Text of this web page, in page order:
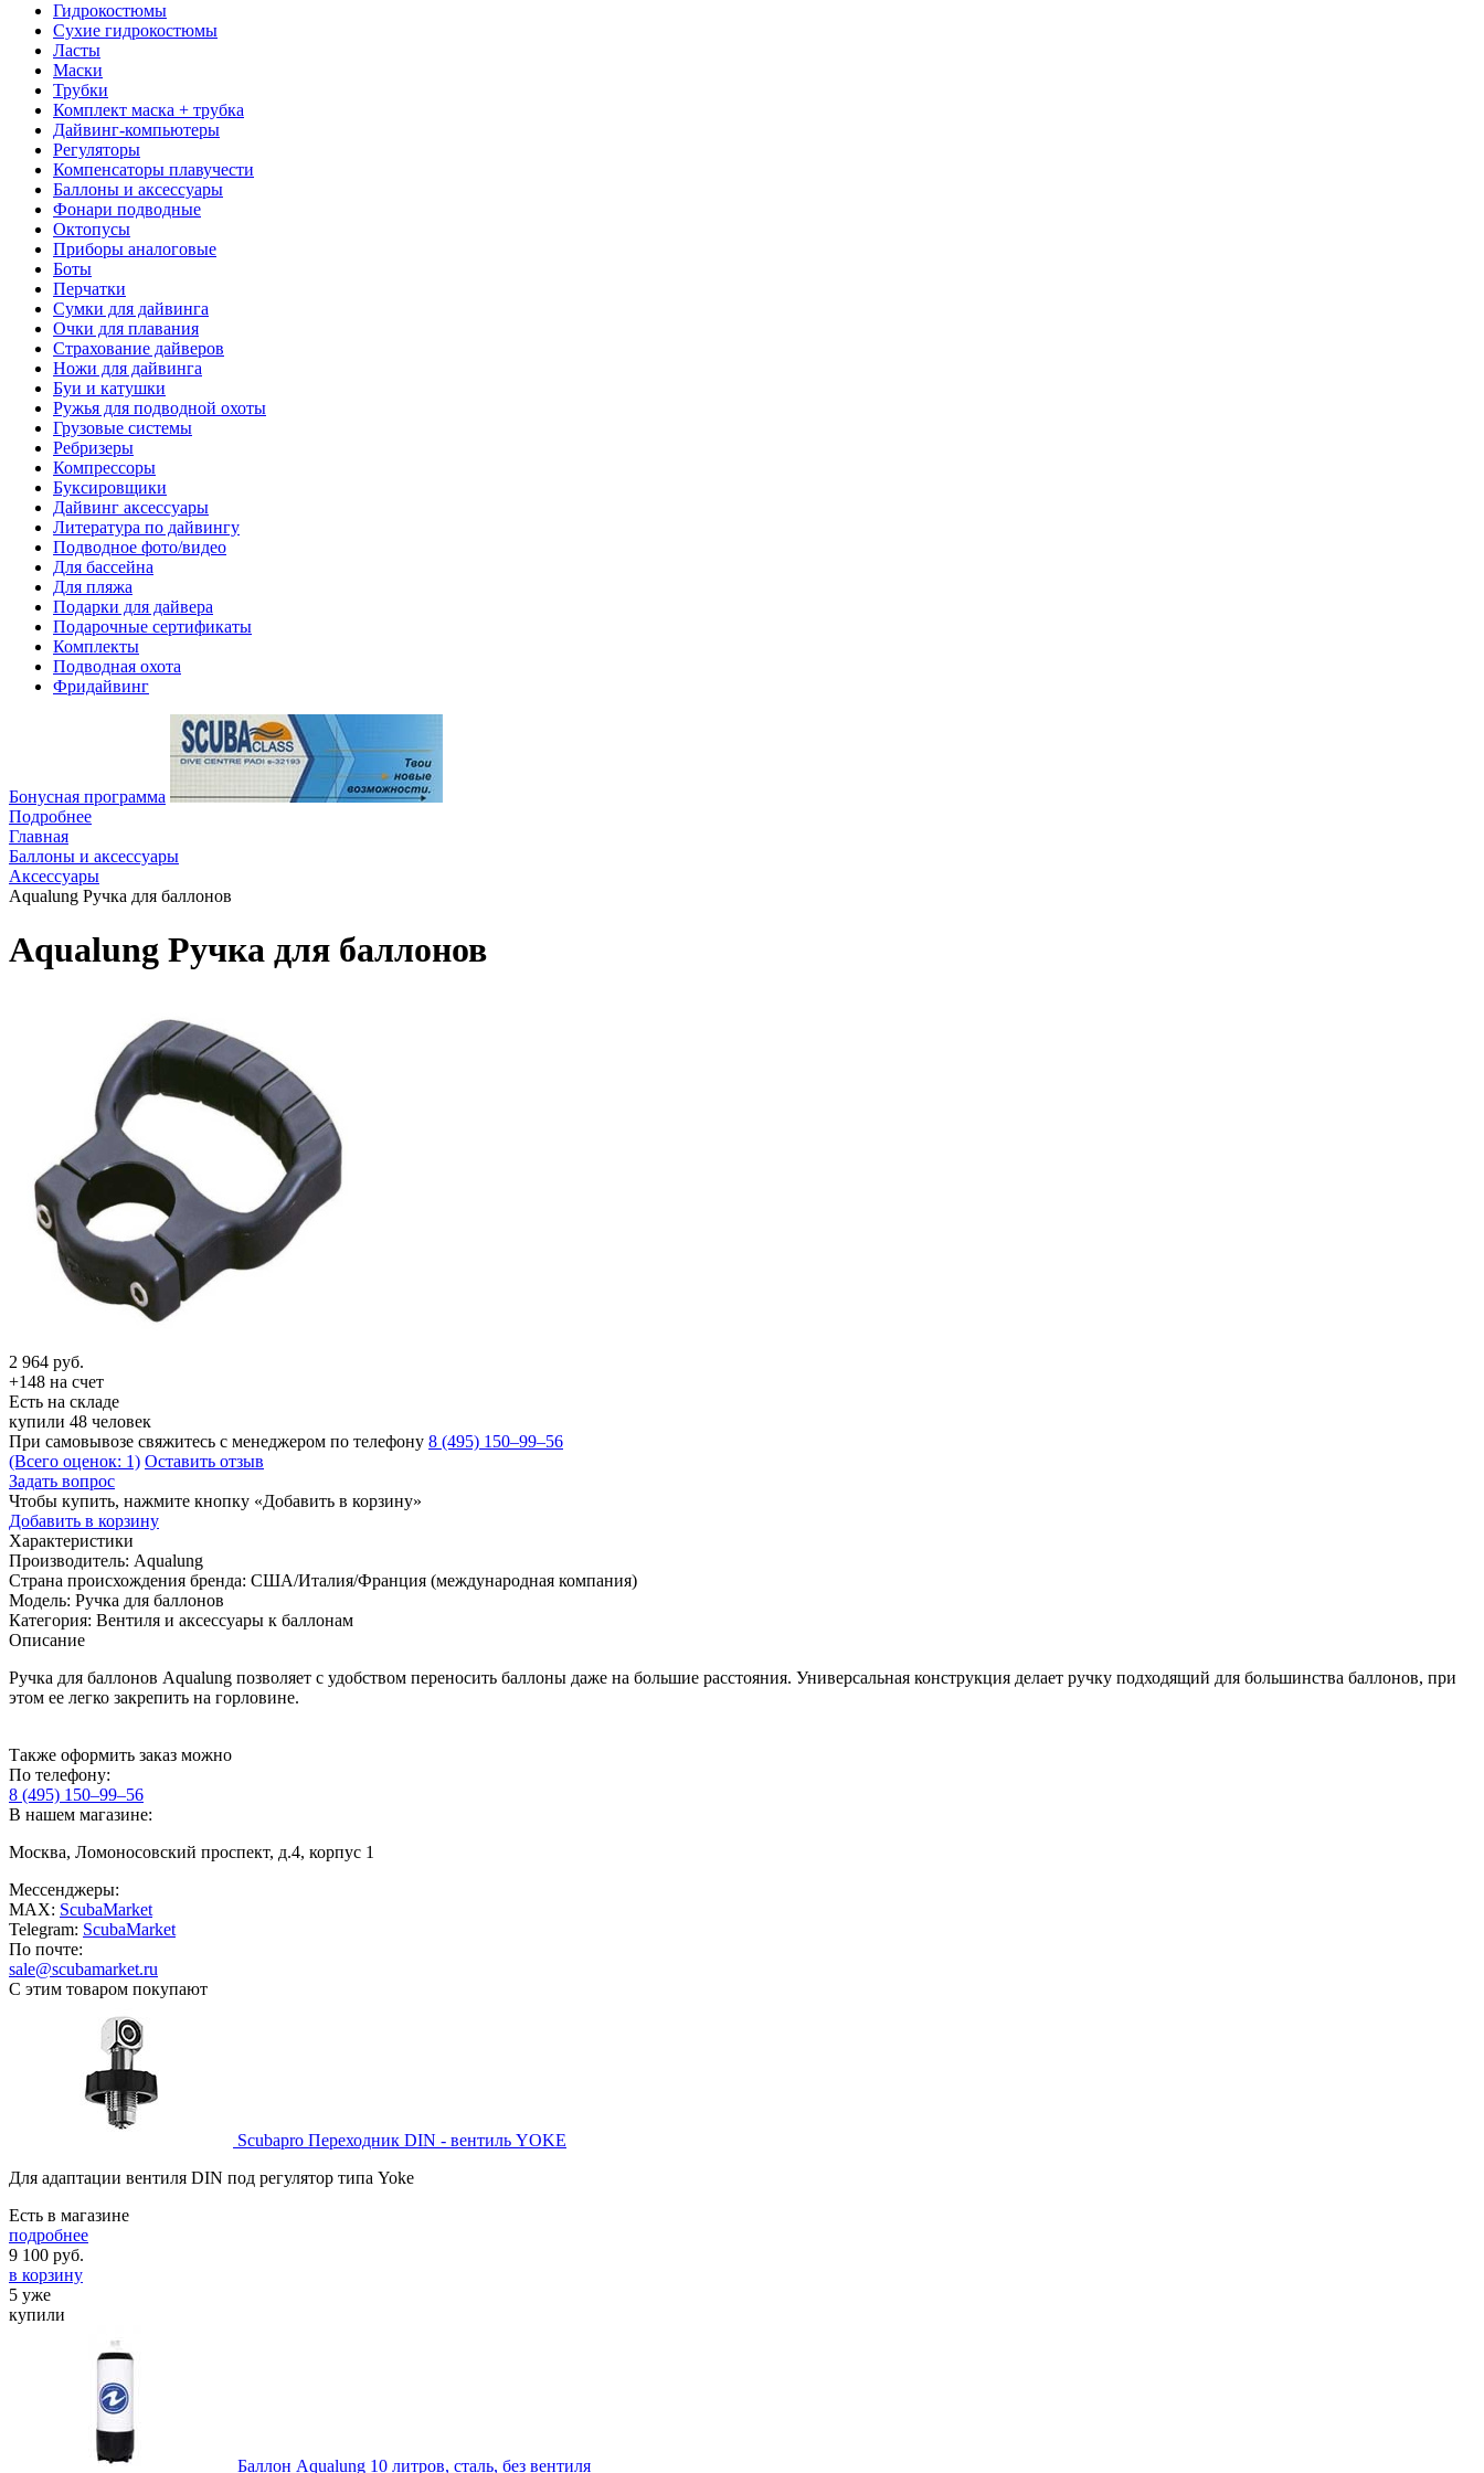
Гидрокостюмы
Сухие гидрокостюмы
Ласты
Маски
Трубки
Комплект маска + трубка
Дайвинг-компьютеры
Регуляторы
Компенсаторы плавучести
Баллоны и аксессуары
Фонари подводные
Октопусы
Приборы аналоговые
Боты
Перчатки
Сумки для дайвинга
Очки для плавания
Страхование дайверов
Ножи для дайвинга
Буи и катушки
Ружья для подводной охоты
Грузовые системы
Ребризеры
Компрессоры
Буксировщики
Дайвинг аксессуары
Литература по дайвингу
Подводное фото/видео
Для бассейна
Для пляжа
Подарки для дайвера
Подарочные сертификаты
Комплекты
Подводная охота
Фридайвинг
Бонусная программа
Подробнее
Главная
Баллоны и аксессуары
Аксессуары
Aqualung Ручка для баллонов
Aqualung Ручка для баллонов
2 964 руб.
+148 на счет
Есть на складе
купили 48 человек
При самовывозе свяжитесь с менеджером по телефону 8 (495) 150–99–56
(Всего оценок: 1) Оставить отзыв
Задать вопрос
Чтобы купить, нажмите кнопку «Добавить в корзину»
Добавить в корзину
Характеристики
Производитель: Aqualung
Страна происхождения бренда: США/Италия/Франция (международная компания)
Модель: Ручка для баллонов
Категория: Вентиля и аксессуары к баллонам
Описание
Ручка для баллонов Aqualung позволяет с удобством переносить баллоны даже на большие расстояния. Универсальная конструкция делает ручку подходящий для большинства баллонов, при
этом ее легко закрепить на горловине.
Также оформить заказ можно
По телефону:
8 (495) 150–99–56
В нашем магазине:
Москва, Ломоносовский проспект, д.4, корпус 1
Мессенджеры:
MAX: ScubaMarket
Telegram: ScubaMarket
По почте:
sale@scubamarket.ru
С этим товаром покупают
Scubapro Переходник DIN - вентиль YOKE
Для адаптации вентиля DIN под регулятор типа Yoke
Есть в магазине
подробнее
9 100 руб.
в корзину
5 уже
купили
Баллон Aqualung 10 литров, сталь, без вентиля